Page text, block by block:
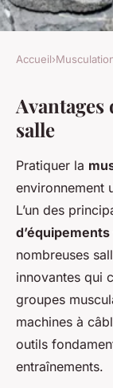
maison :
choisir ?
Victoria 5
Accueil›
salle
Pratiquer la
environnement
L’un des
nombreuses
innovantes qui
groupes
machines à
outils
entraînements.